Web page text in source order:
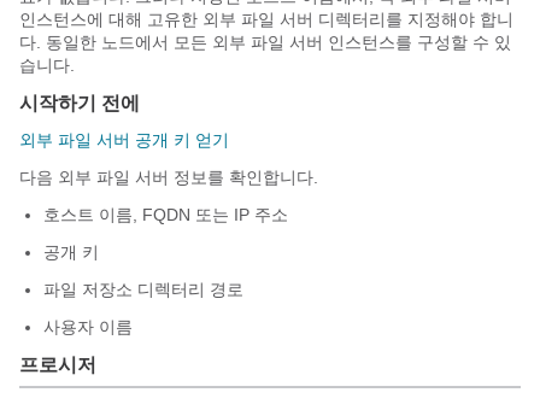
인스턴스에 대해 고유한 외부 파일 서버 디렉터리를 지정해야 합니
다. 동일한 노드에서 모든 외부 파일 서버 인스턴스를 구성할 수 있
습니다.
시작하기 전에
외부 파일 서버 공개 키 얻기
다음 외부 파일 서버 정보를 확인합니다.
호스트 이름, FQDN 또는 IP 주소
공개 키
파일 저장소 디렉터리 경로
사용자 이름
프로시저